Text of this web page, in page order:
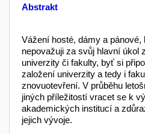
Abstrakt
Vážení hosté, dámy a pánové,
nepovažuji za svůj hlavní úkol
univerzity či fakulty, byť si
založení univerzity a tedy i
znovuotevření. V průběhu
jiných příležitostí vracet se k
akademických institucí a
jejich vývoje.